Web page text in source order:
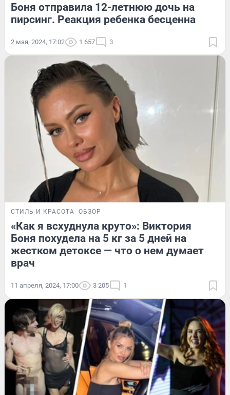
Боня отправила 12-летнюю дочь на
пирсинг. Реакция ребенка бесценна
2 мая, 2024, 17:02 1 657 3
СТИЛЬ И КРАСОТА ОБЗОР
«Как я всхуднула круто»: Виктория
Боня похудела на 5 кг за 5 дней на
жестком детоксе — что о нем думает
врач
11 апреля, 2024, 17:00 3 205 1